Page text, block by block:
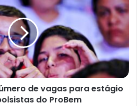
de vagas para estágio
do ProBem